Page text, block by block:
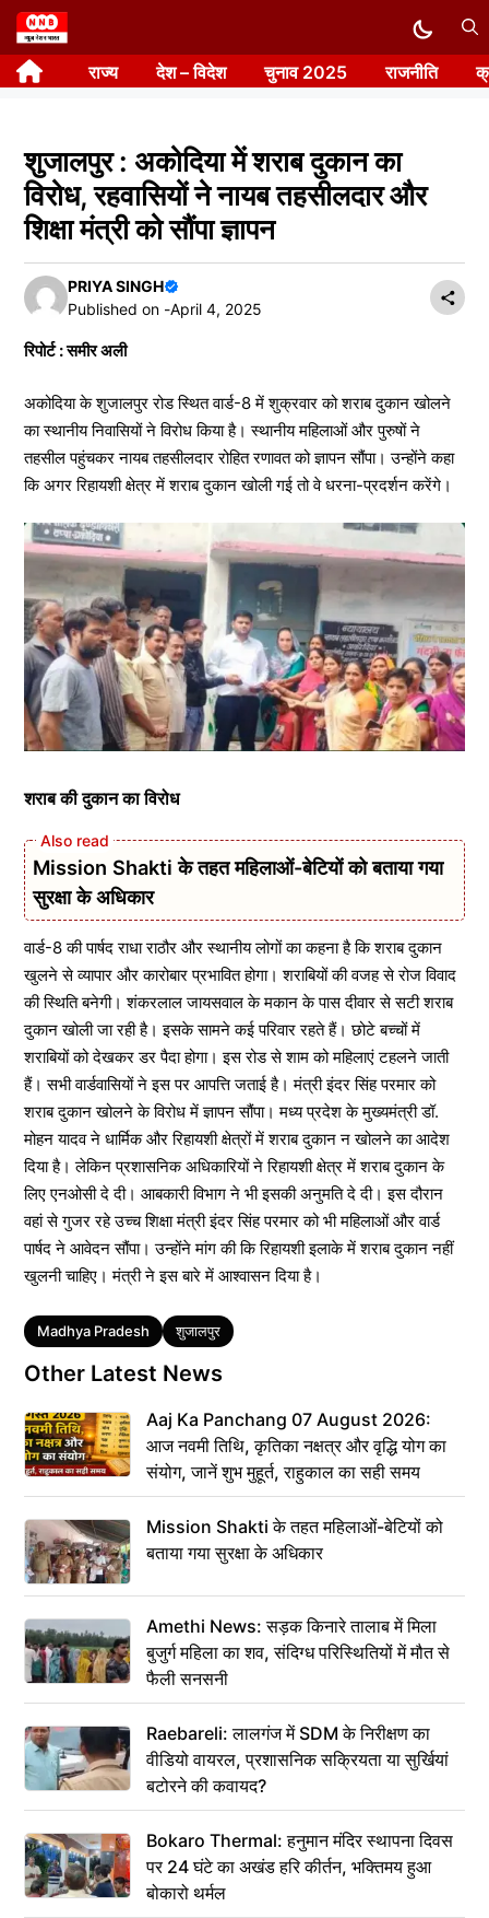
Skip
to
content राज्य देश – विदेश चुनाव 2025 राजनीति
शुजालपुर : अकोदिया में शराब दुकान का
विरोध, रहवासियों ने नायब तहसीलदार और
शिक्षा मंत्री को सौंपा ज्ञापन
PRIYA SINGH
Published on -April 4, 2025
रिपोर्ट : समीर अली
अकोदिया के शुजालपुर रोड स्थित वार्ड-8 में शुक्रवार को शराब दुकान खोलने
का स्थानीय निवासियों ने विरोध किया है। स्थानीय महिलाओं और पुरुषों ने
तहसील पहुंचकर नायब तहसीलदार रोहित रणावत को ज्ञापन सौंपा। उन्होंने कहा
कि अगर रिहायशी क्षेत्र में शराब दुकान खोली गई तो वे धरना-प्रदर्शन करेंगे।
शराब की दुकान का विरोध
Mission Shakti के तहत महिलाओं-बेटियों को बताया गया
सुरक्षा के अधिकार
वार्ड-8 की पार्षद राधा राठौर और स्थानीय लोगों का कहना है कि शराब दुकान
खुलने से व्यापार और कारोबार प्रभावित होगा। शराबियों की वजह से रोज विवाद
की स्थिति बनेगी। शंकरलाल जायसवाल के मकान के पास दीवार से सटी शराब
दुकान खोली जा रही है। इसके सामने कई परिवार रहते हैं। छोटे बच्चों में
शराबियों को देखकर डर पैदा होगा। इस रोड से शाम को महिलाएं टहलने जाती
हैं। सभी वार्डवासियों ने इस पर आपत्ति जताई है। मंत्री इंदर सिंह परमार को
शराब दुकान खोलने के विरोध में ज्ञापन सौंपा। मध्य प्रदेश के मुख्यमंत्री डॉ.
मोहन यादव ने धार्मिक और रिहायशी क्षेत्रों में शराब दुकान न खोलने का आदेश
दिया है। लेकिन प्रशासनिक अधिकारियों ने रिहायशी क्षेत्र में शराब दुकान के
लिए एनओसी दे दी। आबकारी विभाग ने भी इसकी अनुमति दे दी। इस दौरान
वहां से गुजर रहे उच्च शिक्षा मंत्री इंदर सिंह परमार को भी महिलाओं और वार्ड
पार्षद ने आवेदन सौंपा। उन्होंने मांग की कि रिहायशी इलाके में शराब दुकान नहीं
खुलनी चाहिए। मंत्री ने इस बारे में आश्वासन दिया है।
Tags
Madhya Pradesh शुजालपुर
Other Latest News
Aaj Ka Panchang 07 August 2026:
आज नवमी तिथि, कृतिका नक्षत्र और वृद्धि योग का
संयोग, जानें शुभ मुहूर्त, राहुकाल का सही समय
Mission Shakti के तहत महिलाओं-बेटियों को
बताया गया सुरक्षा के अधिकार
Amethi News: सड़क किनारे तालाब में मिला
बुजुर्ग महिला का शव, संदिग्ध परिस्थितियों में मौत से
फैली सनसनी
Raebareli: लालगंज में SDM के निरीक्षण का
वीडियो वायरल, प्रशासनिक सक्रियता या सुर्खियां
बटोरने की कवायद?
Bokaro Thermal: हनुमान मंदिर स्थापना दिवस
पर 24 घंटे का अखंड हरि कीर्तन, भक्तिमय हुआ
बोकारो थर्मल